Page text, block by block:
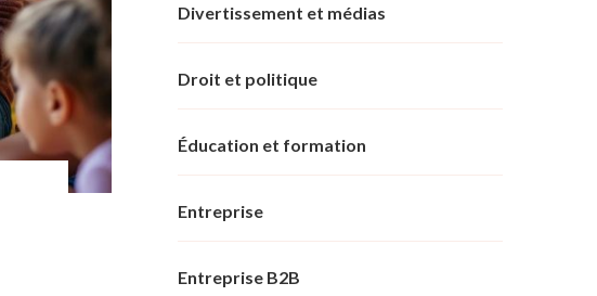
Divertissement et médias
Droit et politique
Éducation et formation
Entreprise
Entreprise B2B